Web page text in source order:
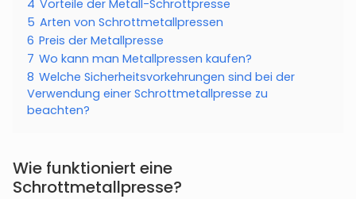
4 Vorteile der Metall-Schrottpresse
5 Arten von Schrottmetallpressen
6 Preis der Metallpresse
7 Wo kann man Metallpressen kaufen?
8 Welche Sicherheitsvorkehrungen sind bei der
Verwendung einer Schrottmetallpresse zu
beachten?
Wie funktioniert eine
Schrottmetallpresse?